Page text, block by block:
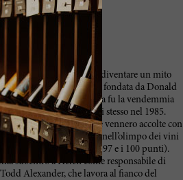
cantine californiane a diventare un mito
Eagle e Harlan Estate. Fu fondata da Donald
La sua prima bottiglia fu la vendemmia
vigneto piantato da lui stesso nel 1985.
Turley, le prime annate vennero accolte con
Parker, che li lanciò così nell’olimpo dei vini
1996 e 1997, tutti tra i 97 e i 100 punti).
subentrò a Helen come responsabile di
Alexander, che lavora al fianco del